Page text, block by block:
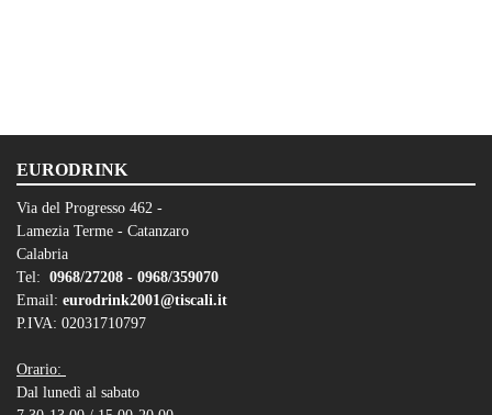
EURODRINK
Via del Progresso 462 -
Lamezia Terme - Catanzaro
Calabria
Tel: 0968/27208 - 0968/359070
Email: eurodrink2001@tiscali.it
P.IVA: 02031710797
Orario:
Dal lunedì al sabato